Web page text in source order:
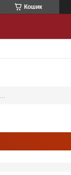
Кошик